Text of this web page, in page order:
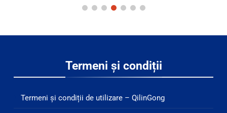
Termeni și condiții
Termeni și condiții de utilizare – QilinGong